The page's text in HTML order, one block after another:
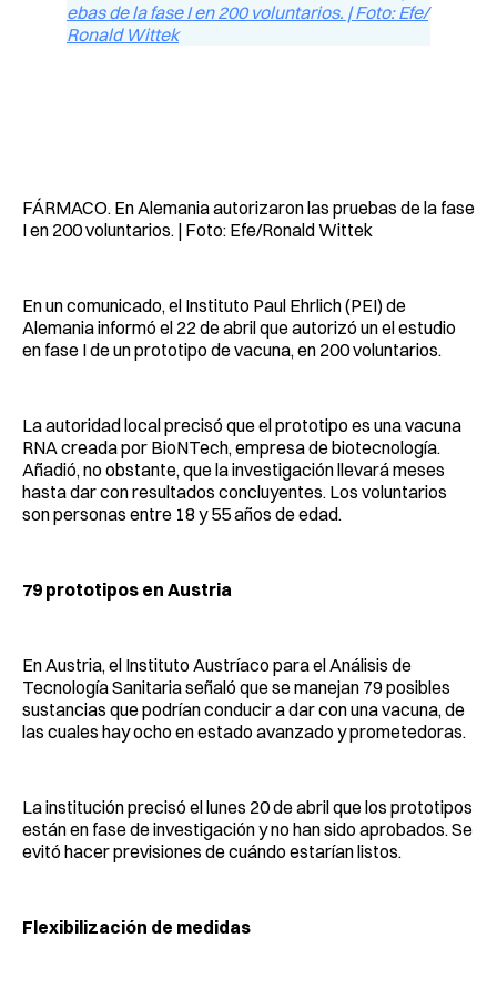
FÁRMACO. En Alemania autorizaron las pruebas de la fase
I en 200 voluntarios. | Foto: Efe/Ronald Wittek
En un comunicado, el Instituto Paul Ehrlich (PEI) de
Alemania informó el 22 de abril que autorizó un el estudio
en fase I de un prototipo de vacuna, en 200 voluntarios.
La autoridad local precisó que el prototipo es una vacuna
RNA creada por BioNTech, empresa de biotecnología.
Añadió, no obstante, que la investigación llevará meses
hasta dar con resultados concluyentes. Los voluntarios
son personas entre 18 y 55 años de edad.
79 prototipos en Austria
En Austria, el Instituto Austríaco para el Análisis de
Tecnología Sanitaria señaló que se manejan 79 posibles
sustancias que podrían conducir a dar con una vacuna, de
las cuales hay ocho en estado avanzado y prometedoras.
La institución precisó el lunes 20 de abril que los prototipos
están en fase de investigación y no han sido aprobados. Se
evitó hacer previsiones de cuándo estarían listos.
Flexibilización de medidas